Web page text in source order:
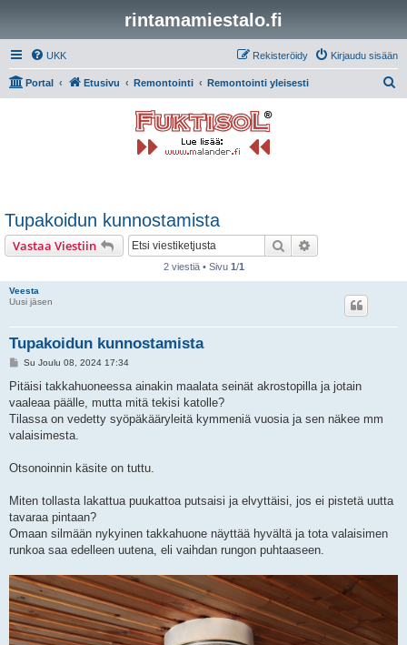
rintamamiestalo.fi
UKK Kirjaudu sisään
Rekisteröidy
Portal Etusivu Remontointi Remontointi yleisesti
Tupakoidun kunnostamista
Vastaa Viestiin Etsi
2 viestiä • Sivu 1/1
Veesta
Uusi jäsen
Tupakoidun kunnostamista
V
e
t
i
Su Joulu 08, 2024 17:34
Pitäisi takkahuoneessa ainakin maalata seinät akrostopilla ja jotain
vaaleaa päälle, mutta mitä tekisi katolle?
Tilassa on vedetty syöpäkääryleitä kymmeniä vuosia ja sen näkee mm
valaisimesta.
Otsonoinnin käsite on tuttu.
Miten tollasta lakattua puukattoa putsaisi ja elvyttäisi, jos ei pistetä uutta
tavaraa pintaan?
Omaan silmään nykyinen takkahuone näyttää hyvältä ja tota valaisimen
runkoa saa edelleen uutena, eli vaihdan rungon puhtaaseen.